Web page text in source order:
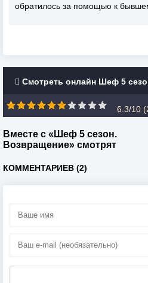
обратилось за помощью к
Смотреть онлайн Шеф 5
6.3/10 (
Вместе с «Шеф 5 сезон.
Возвращение» смотрят
КОММЕНТАРИЕВ (2)